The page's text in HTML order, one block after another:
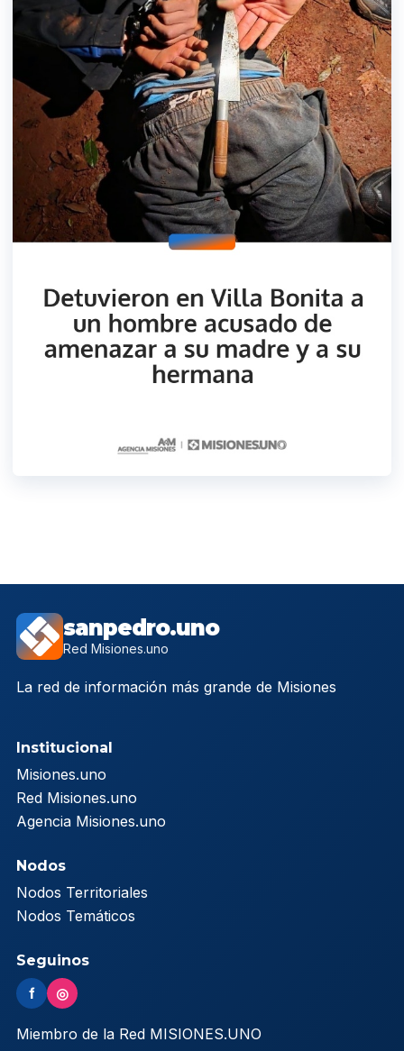
sanpedro.uno
Red Misiones.uno
La red de información más grande de Misiones
Institucional
Misiones.uno
Red Misiones.uno
Agencia Misiones.uno
Nodos
Nodos Territoriales
Nodos Temáticos
Seguinos
f ◎
Miembro de la Red MISIONES.UNO